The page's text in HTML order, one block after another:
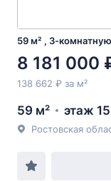
59 м² , 3-
8 181 000
138 662 ₽ за м²
59 м² этаж 15
Ростовская